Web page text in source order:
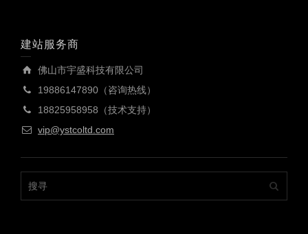
建站服务商
佛山市宇盛科技有限公司
19886147890（咨询热线）
18825958958（技术支持）
vip@ystcoltd.com